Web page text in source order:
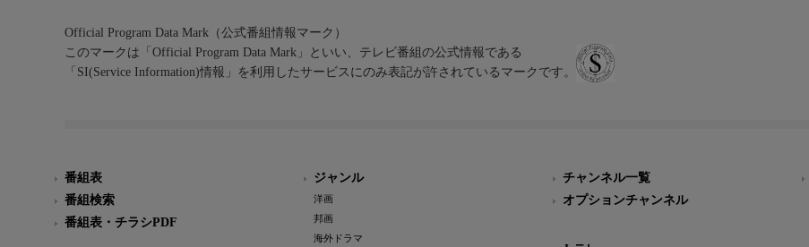
Official Program Data Mark（公式番組情報マーク）
このマークは「Official Program Data Mark」といい、テレビ番組の公式情報である
「SI(Service Information)情報」を利用したサービスにのみ表記が許されているマークです。
番組表
番組検索
番組表・チラシPDF
ジャンル
洋画
邦画
海外ドラマ
チャンネル一覧
オプションチャンネル